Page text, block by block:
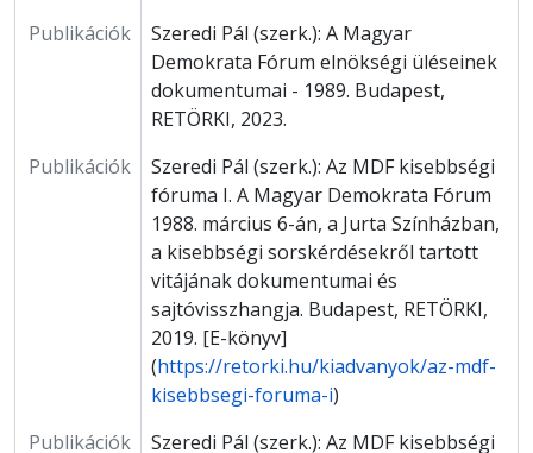
Publikációk
Szeredi Pál (szerk.): A Magyar
Demokrata Fórum elnökségi üléseinek
dokumentumai - 1989. Budapest,
RETÖRKI, 2023.
Publikációk
Szeredi Pál (szerk.): Az MDF kisebbségi
fóruma I. A Magyar Demokrata Fórum
1988. március 6-án, a Jurta Színházban,
a kisebbségi sorskérdésekről tartott
vitájának dokumentumai és
sajtóvisszhangja. Budapest, RETÖRKI,
2019. [E-könyv]
(https://retorki.hu/kiadvanyok/az-mdf-
kisebbsegi-foruma-i)
Publikációk
Szeredi Pál (szerk.): Az MDF kisebbségi